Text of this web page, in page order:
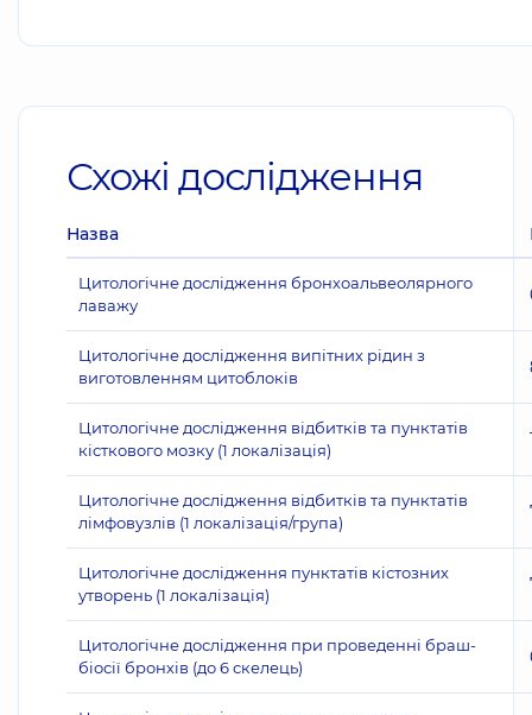
Схожі дослідження
Назва
Цитологічне дослідження бронхоальвеолярного
лаважу
Цитологічне дослідження випітних рідин з
виготовленням цитоблоків
Цитологічне дослідження відбитків та пунктатів
кісткового мозку (1 локалізація)
Цитологічне дослідження відбитків та пунктатів
лімфовузлів (1 локалізація/група)
Цитологічне дослідження пунктатів кістозних
утворень (1 локалізація)
Цитологічне дослідження при проведенні браш-
біосії бронхів (до 6 скелець)